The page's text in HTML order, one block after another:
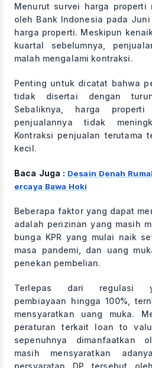
Menurut survei harga properti
oleh Bank Indonesia pada
harga properti. Meskipun
kuartal sebelumnya,
malah mengalami kontraksi.
Penting untuk dicatat bahwa
tidak disertai dengan
Sebaliknya, harga
penjualannya tidak
Kontraksi penjualan terutama
kecil.
Baca Juga : Desain Denah
ercaya Bawa Hoki
Beberapa faktor yang dapat
adalah perizinan yang masih
bunga KPR yang mulai naik
masa pandemi, dan uang
penekan pembelian.
Terlepas dari regulasi
pembiayaan hingga 100%,
mensyaratkan uang muka.
peraturan terkait loan to
sepenuhnya dimanfaatkan
masih mensyaratkan
persyaratan DP tersebut